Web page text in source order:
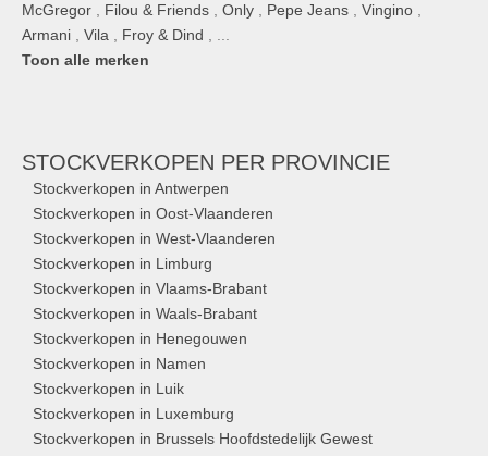
McGregor
Filou & Friends Only Pepe Jeans Vingino
Armani
Vila Froy & Dind
Toon alle merken
STOCKVERKOPEN PER PROVINCIE
Stockverkopen in Antwerpen
Stockverkopen in Oost-Vlaanderen
Stockverkopen in West-Vlaanderen
Stockverkopen in Limburg
Stockverkopen in Vlaams-Brabant
Stockverkopen in Waals-Brabant
Stockverkopen in Henegouwen
Stockverkopen in Namen
Stockverkopen in Luik
Stockverkopen in Luxemburg
Stockverkopen in Brussels Hoofdstedelijk Gewest